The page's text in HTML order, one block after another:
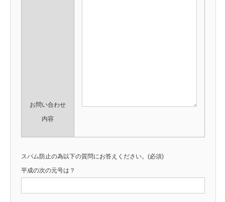
お問い合わせ
内容
スパム防止の為以下の質問にお答えください。(必須)
平成の次の元号は？